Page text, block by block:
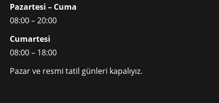
Pazartesi – Cuma
08:00 – 20:00
Cumartesi
08:00 – 18:00
Pazar ve resmi tatil günleri kapalıyız.